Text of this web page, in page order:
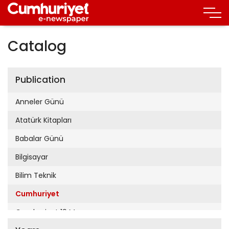
Catalog
Publication
Anneler Günü
Atatürk Kitapları
Babalar Günü
Bilgisayar
Bilim Teknik
Cumhuriyet
Cumhuriyet 19 Mayıs